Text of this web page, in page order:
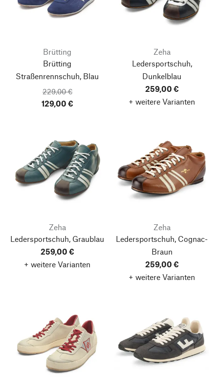
Brütting
Brütting
Straßenrennschuh, Blau
229,00 €
129,00 €
Zeha
Ledersportschuh,
Dunkelblau
259,00 €
+ weitere Varianten
Zeha
Ledersportschuh, Graublau
259,00 €
+ weitere Varianten
Zeha
Ledersportschuh, Cognac-
Braun
259,00 €
+ weitere Varianten